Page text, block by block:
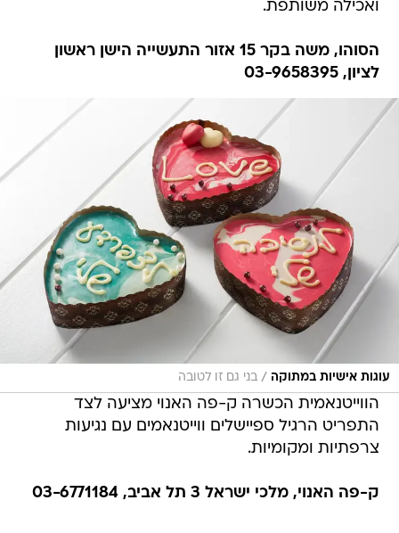
ואכילה משותפת.
הסוהו, משה בקר 15 אזור התעשייה הישן ראשון
לציון, 03-9658395
עוגות אישיות במתוקה / בני גם זו לטובה
הווייטנאמית הכשרה ק-פה האנוי מציעה לצד
התפריט הרגיל ספיישלים ווייטנאמים עם נגיעות
צרפתיות ומקומיות.
ק-פה האנוי, מלכי ישראל 3 תל אביב, 03-6771184